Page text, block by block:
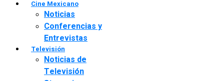
Cine Mexicano
Noticias
Conferencias y
Entrevistas
Televisión
Noticias de
Televisión